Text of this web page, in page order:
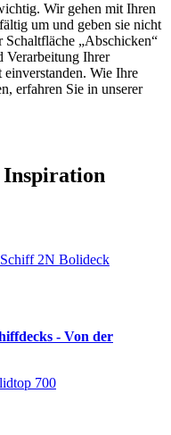
Wir gehen mit Ihren
um und geben sie nicht
„Abschicken“
Verarbeitung Ihrer
Wie Ihre
erfahren Sie in unserer
- Von der